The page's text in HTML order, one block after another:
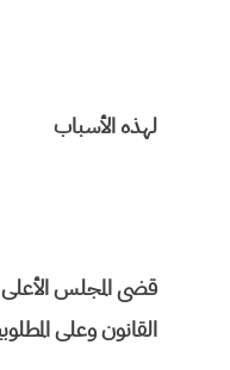
لهذه الأسباب
قضى المجلس
القانون وعلى